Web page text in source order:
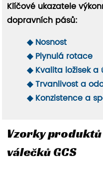
Klíčové ukazatele
dopravních pásů:
◆ Nosnost
◆ Plynulá rotace
◆ Kvalita ložisek a
◆ Trvanlivost a
◆ Konzistence a
Vzorky
válečků GCS